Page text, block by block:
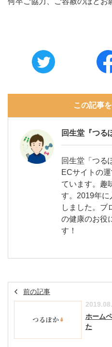
この記事
回生堂『つる
回生堂「つる
ECサイトの
ています。趣
す。2019年に
しました。ブ
の健康のお役
す！
前の記事
ホーム
た